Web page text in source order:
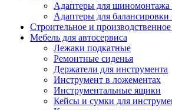
Адаптеры для шиномонтажа
Адаптеры для балансировки
Строительное и
Мебель для автосервиса
Лежаки подкатные
Ремонтные сиденья
Держатели для инструмента
Инструмент в ложементах
Инструментальные ящики
Кейсы и сумки для